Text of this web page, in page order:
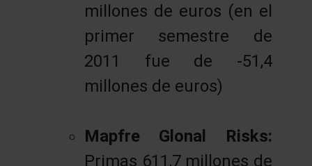
millones de euros (en el
primer semestre de
2011 fue de -51,4
millones de euros)
Mapfre Glonal Risks:
Primas 611,7 millones de